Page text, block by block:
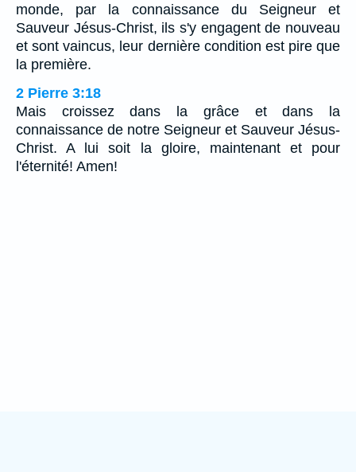
monde, par la connaissance du Seigneur et
Sauveur Jésus-Christ, ils s'y engagent de nouveau
et sont vaincus, leur dernière condition est pire que
la première.
2 Pierre 3:18
Mais croissez dans la grâce et dans la
connaissance de notre Seigneur et Sauveur Jésus-
Christ. A lui soit la gloire, maintenant et pour
l'éternité! Amen!